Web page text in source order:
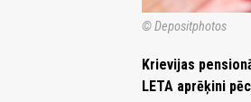
© Depositphotos
Krievijas
LETA aprēķini